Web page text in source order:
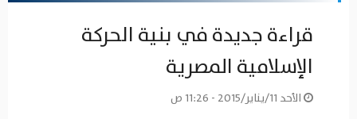
قراءة جديدة في بنية الحركة
الإسلامية المصرية
الأحد 11/يناير/2015 - 11:26 ص